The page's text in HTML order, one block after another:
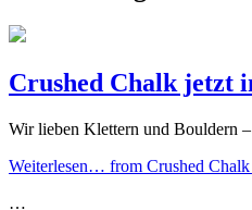
Crushed Chalk jetzt
Wir lieben Klettern und Bouldern
Weiterlesen… from Crushed
…